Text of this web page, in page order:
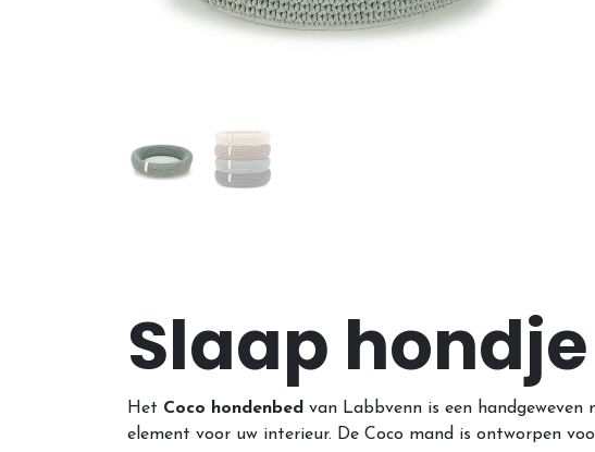
Slaap
Het Coco hondenbed van Labbvenn is een
element voor uw interieur. De Coco mand is ontworpen